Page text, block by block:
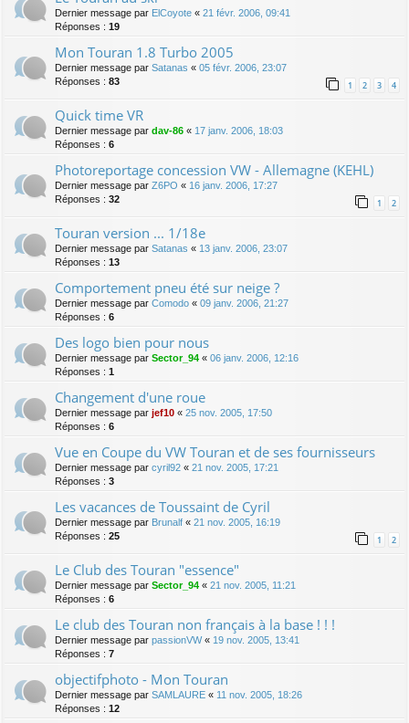
Dernier message par ElCoyote « 21 févr. 2006, 09:41
Réponses : 19
Mon Touran 1.8 Turbo 2005
Dernier message par Satanas « 05 févr. 2006, 23:07
Réponses : 83 1 2 3 4
Quick time VR
Dernier message par dav-86 « 17 janv. 2006, 18:03
Réponses : 6
Photoreportage concession VW - Allemagne (KEHL)
Dernier message par Z6PO « 16 janv. 2006, 17:27
Réponses : 32 1 2
Touran version ... 1/18e
Dernier message par Satanas « 13 janv. 2006, 23:07
Réponses : 13
Comportement pneu été sur neige ?
Dernier message par Comodo « 09 janv. 2006, 21:27
Réponses : 6
Des logo bien pour nous
Dernier message par Sector_94 « 06 janv. 2006, 12:16
Réponses : 1
Changement d'une roue
Dernier message par jef10 « 25 nov. 2005, 17:50
Réponses : 6
Vue en Coupe du VW Touran et de ses fournisseurs
Dernier message par cyril92 « 21 nov. 2005, 17:21
Réponses : 3
Les vacances de Toussaint de Cyril
Dernier message par Brunalf « 21 nov. 2005, 16:19
Réponses : 25 1 2
Le Club des Touran "essence"
Dernier message par Sector_94 « 21 nov. 2005, 11:21
Réponses : 6
Le club des Touran non français à la base ! ! !
Dernier message par passionVW« 19 nov. 2005, 13:41
Réponses : 7
objectifphoto - Mon Touran
Dernier message par SAMLAURE « 11 nov. 2005, 18:26
Réponses : 12